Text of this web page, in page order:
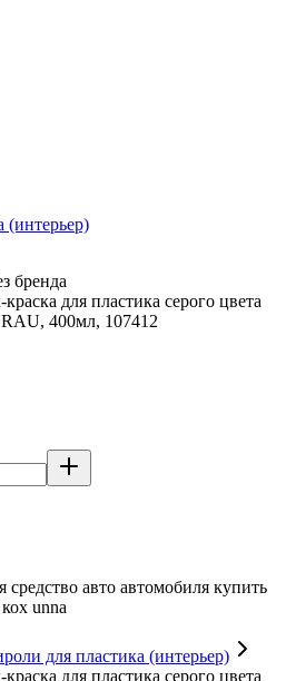
(интерьер)
бренда
для пластика серого цвета
400мл, 107412
авто автомобиля купить
unna
для пластика (интерьер)
для пластика серого цвета